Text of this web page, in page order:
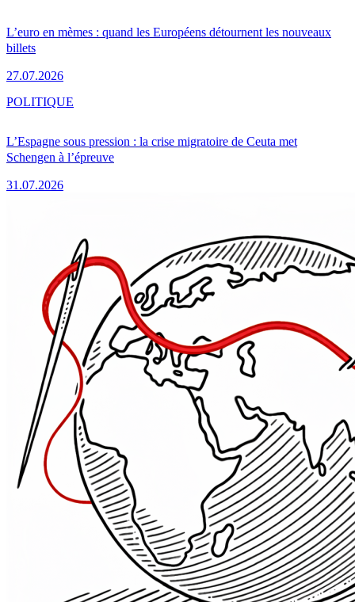
L’euro en mèmes : quand les Européens détournent les nouveaux
billets
27.07.2026
L’Espagne sous pression : la crise migratoire de Ceuta met
Schengen à l’épreuve
31.07.2026
POLITIQUE